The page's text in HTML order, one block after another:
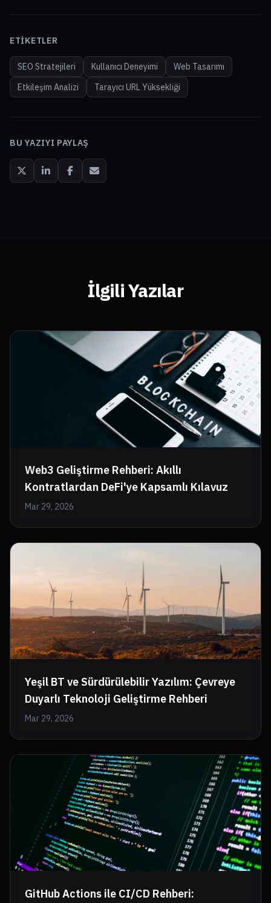
ETIKETLER
SEO Stratejileri Kullanıcı Deneyimi
Web Tasarımı
Etkileşim Analizi
Tarayıcı URL Yüksekliği
BU YAZIYI PAYLAŞ
İlgili Yazılar
Web3 Geliştirme Rehberi: Akıllı
Kontratlardan DeFi'ye Kapsamlı Kılavuz
Mar 29, 2026
Yeşil BT ve Sürdürülebilir Yazılım: Çevreye
Duyarlı Teknoloji Geliştirme Rehberi
Mar 29, 2026
GitHub Actions ile CI/CD Rehberi: